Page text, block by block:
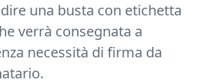
una busta con etichetta
verrà consegnata a
necessità di firma da